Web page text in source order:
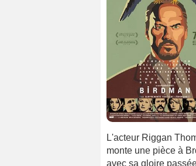
L'acteur Riggan
monte une pièce à
avec sa gloire